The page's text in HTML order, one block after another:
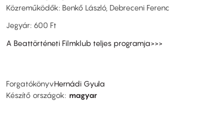
Közreműködők: Benkő László, Debreceni Ferenc
Jegyár: 600 Ft
A Beattörténeti Filmklub teljes programja>>>
ForgatókönyvHernádi Gyula
Készítő országok
magyar